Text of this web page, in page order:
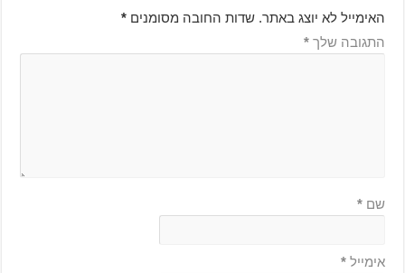
האימייל לא יוצג באתר. שדות החובה מסומנים *
התגובה שלך *
שם *
אימייל *